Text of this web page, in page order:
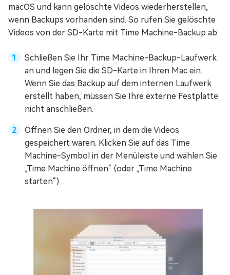
macOS und kann gelöschte Videos wiederherstellen,
wenn Backups vorhanden sind. So rufen Sie gelöschte
Videos von der SD-Karte mit Time Machine-Backup ab:
Schließen Sie Ihr Time Machine-Backup-Laufwerk
an und legen Sie die SD-Karte in Ihren Mac ein.
Wenn Sie das Backup auf dem internen Laufwerk
erstellt haben, müssen Sie Ihre externe Festplatte
nicht anschließen.
Öffnen Sie den Ordner, in dem die Videos
gespeichert waren. Klicken Sie auf das Time
Machine-Symbol in der Menüleiste und wählen Sie
„Time Machine öffnen“ (oder „Time Machine
starten“).